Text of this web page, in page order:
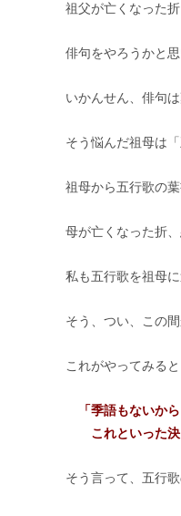
祖父が亡くなった折
俳句をやろうかと
いかんせん、俳句は
そう悩んだ祖母は
祖母から五行歌の
母が亡くなった折
私も五行歌を祖母
そう、つい、この
これがやってみると
「季語もないから
これといった決
そう言って、五行